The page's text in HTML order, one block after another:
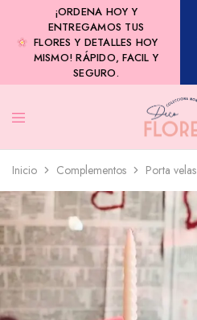
¡ORDENA HOY Y
ENTREGAMOS TUS
FLORES Y DETALLES HOY
MISMO! RÁPIDO, FACIL Y
SEGURO.
Inicio Complementos Porta velas